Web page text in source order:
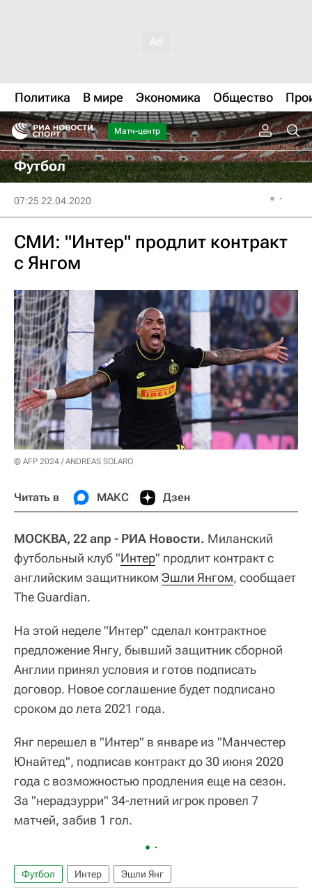
Политика В мире Экономика Общество
Матч-центр
Футбол
07:25 22.04.2020
СМИ: "Интер" продлит контракт
с Янгом
© AFP 2024 / ANDREAS SOLARO
Читать в МАКС Дзен
МОСКВА, 22 апр - РИА Новости. Миланский
футбольный клуб "Интер" продлит контракт с
английским защитником Эшли Янгом, сообщает
The Guardian.
На этой неделе "Интер" сделал контрактное
предложение Янгу, бывший защитник сборной
Англии принял условия и готов подписать
договор. Новое соглашение будет подписано
сроком до лета 2021 года.
Янг перешел в "Интер" в январе из "Манчестер
Юнайтед", подписав контракт до 30 июня 2020
года с возможностью продления еще на сезон.
За "нерадзурри" 34-летний игрок провел 7
матчей, забив 1 гол.
Футбол Интер Эшли Янг